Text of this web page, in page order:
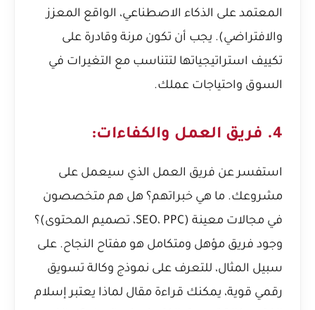
المعتمد على الذكاء الاصطناعي، الواقع المعزز
والافتراضي). يجب أن تكون مرنة وقادرة على
تكييف استراتيجياتها لتتناسب مع التغيرات في
السوق واحتياجات عملك.
4. فريق العمل والكفاءات:
استفسر عن فريق العمل الذي سيعمل على
مشروعك. ما هي خبراتهم؟ هل هم متخصصون
في مجالات معينة (SEO، PPC، تصميم المحتوى)؟
وجود فريق مؤهل ومتكامل هو مفتاح النجاح. على
سبيل المثال، للتعرف على نموذج وكالة تسويق
رقمي قوية، يمكنك قراءة مقال لماذا يعتبر إسلام